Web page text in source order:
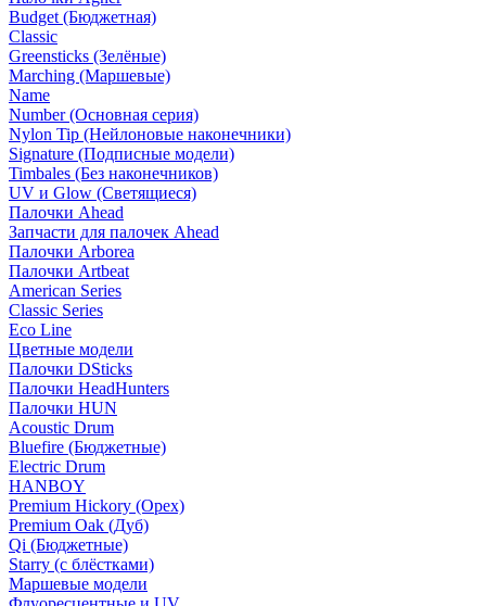
Budget (Бюджетная)
Classic
Greensticks (Зелёные)
Marching (Маршевые)
Name
Number (Основная серия)
Nylon Tip (Нейлоновые наконечники)
Signature (Подписные модели)
Timbales (Без наконечников)
UV и Glow (Светящиеся)
Палочки Ahead
Запчасти для палочек Ahead
Палочки Arborea
Палочки Artbeat
American Series
Classic Series
Eco Line
Цветные модели
Палочки DSticks
Палочки HeadHunters
Палочки HUN
Acoustic Drum
Bluefire (Бюджетные)
Electric Drum
HANBOY
Premium Hickory (Орех)
Premium Oak (Дуб)
Qi (Бюджетные)
Starry (с блёстками)
Маршевые модели